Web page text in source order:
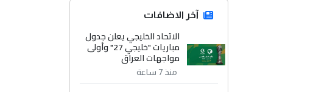
آخر الاضافات
الاتحاد الخليجي يعلن جدول
مباريات "خليجي 27" وأولى
مواجهات العراق
منذ 7 ساعة